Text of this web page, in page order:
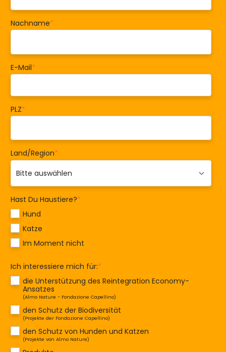
Nachname*
E-Mail*
PLZ*
Land/Region*
Hast Du Haustiere?*
Hund
Katze
Im Moment nicht
Ich interessiere mich für:*
die Unterstützung des Reintegration Economy-
Ansatzes
(Almo Nature - Fondazione Capellino)
den Schutz der Biodiversität
(Projekte der Fondazione Capellino)
den Schutz von Hunden und Katzen
(Projekte von Almo Nature)